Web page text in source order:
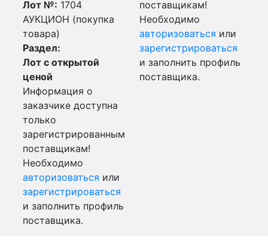
Лот №: 1704
АУКЦИОН (покупка
товара)
Раздел:
Лот с открытой
ценой
Информация о
заказчике доступна
только
зарегистрированным
поставщикам!
Необходимо
авторизоваться или
зарегистрироваться
и заполнить профиль
поставщика.
поставщикам!
Необходимо
авторизоваться или
зарегистрироваться
и заполнить профиль
поставщика.